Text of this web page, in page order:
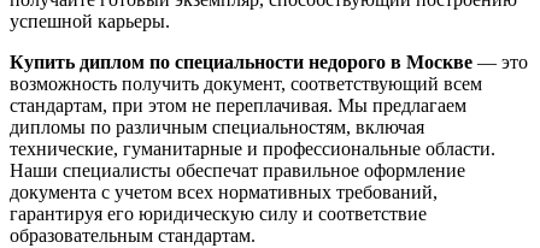
успешной карьеры.
Купить диплом по специальности недорого в Москве — это
возможность получить документ, соответствующий всем
стандартам, при этом не переплачивая. Мы предлагаем
дипломы по различным специальностям, включая
технические, гуманитарные и профессиональные области.
Наши специалисты обеспечат правильное оформление
документа с учетом всех нормативных требований,
гарантируя его юридическую силу и соответствие
образовательным стандартам.